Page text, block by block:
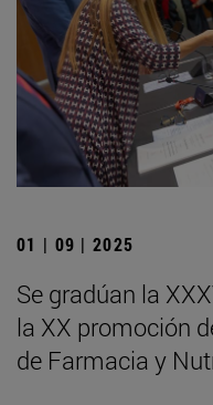
01 | 09 | 2025
Se gradúan la
la XX promoción
de Farmacia y